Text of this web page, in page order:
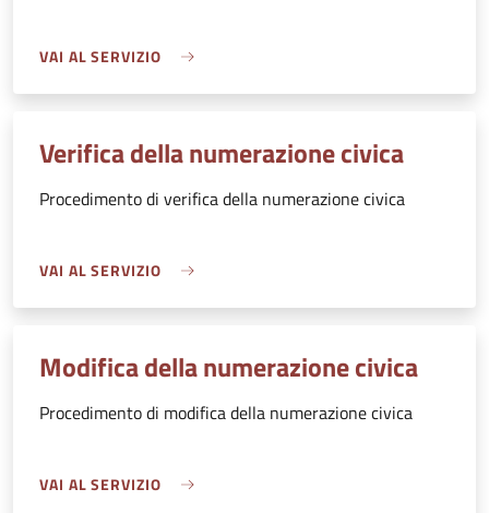
VAI AL SERVIZIO
Verifica della numerazione civica
Procedimento di verifica della numerazione civica
VAI AL SERVIZIO
Modifica della numerazione civica
Procedimento di modifica della numerazione civica
VAI AL SERVIZIO